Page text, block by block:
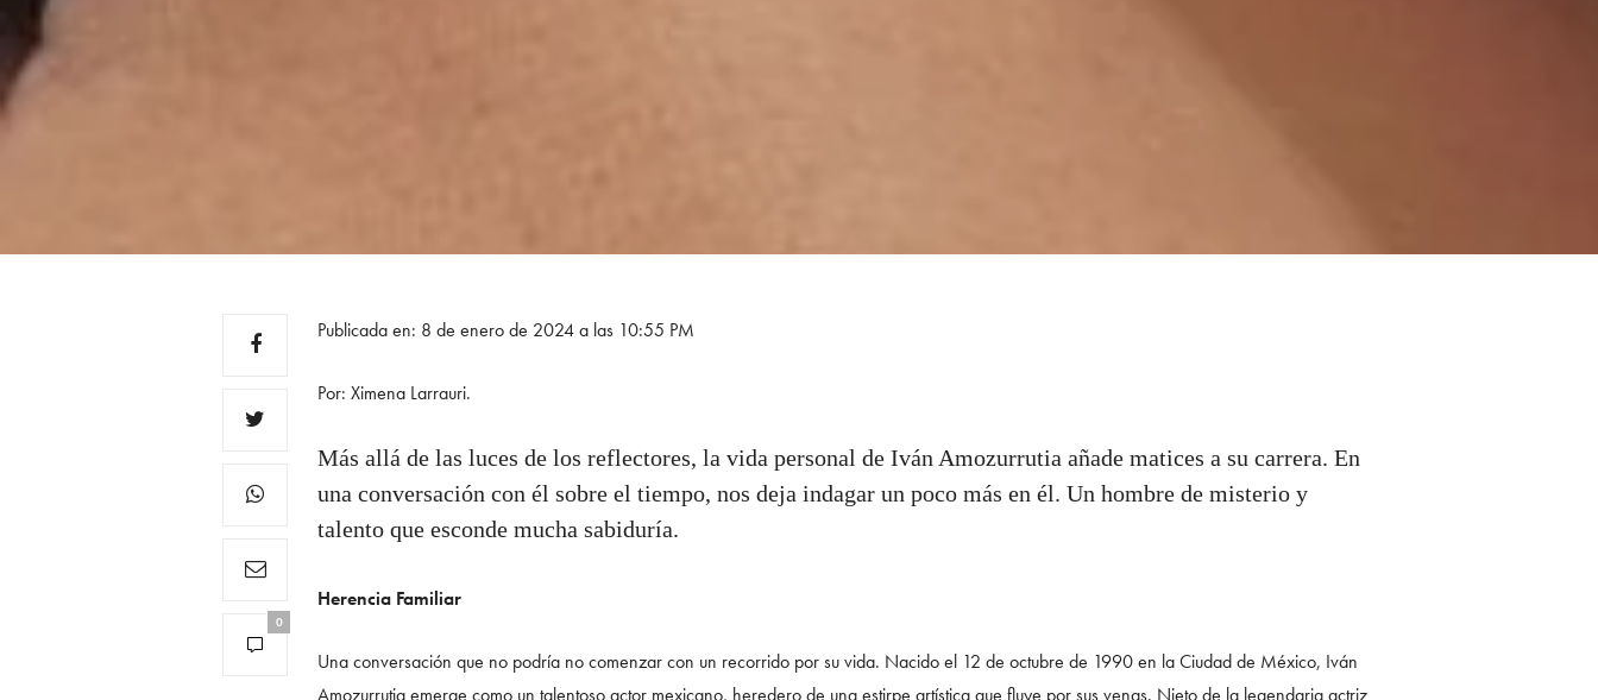
0
Publicada en: 8 de enero de 2024 a las 10:55 PM
Por: Ximena Larrauri.
Más allá de las luces de los reflectores, la vida personal de Iván Amozurrutia añade matices a su carrera. En
una conversación con él sobre el tiempo, nos deja indagar un poco más en él. Un hombre de misterio y
talento que esconde mucha sabiduría.
Herencia Familiar
Una conversación que no podría no comenzar con un recorrido por su vida. Nacido el 12 de octubre de 1990 en la Ciudad de México, Iván
Amozurrutia emerge como un talentoso actor mexicano, heredero de una estirpe artística que fluye por sus venas. Nieto de la legendaria actriz